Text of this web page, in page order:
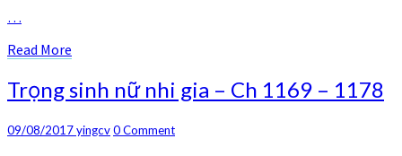
…
Read More
Trọng
sinh
nhi
Trọng sinh nữ nhi gia – Ch 1169 – 1178
09/08/2017yingcvComments
0 Comment